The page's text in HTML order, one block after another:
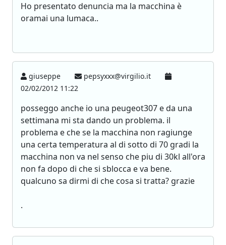
Ho presentato denuncia ma la macchina è
oramai una lumaca..
giuseppe
pepsyxxx@virgilio.it
02/02/2012 11:22
posseggo anche io una peugeot307 e da una
settimana mi sta dando un problema. il
problema e che se la macchina non ragiunge
una certa temperatura al di sotto di 70 gradi la
macchina non va nel senso che piu di 30kl all'ora
non fa dopo di che si sblocca e va bene.
qualcuno sa dirmi di che cosa si tratta? grazie
.